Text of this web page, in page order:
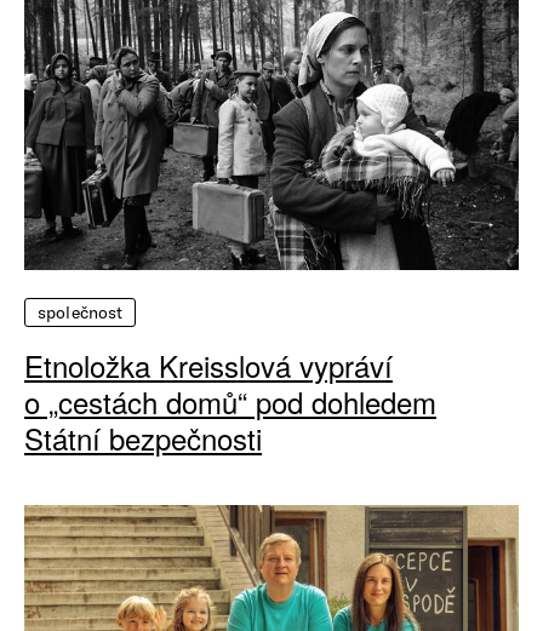
společnost
Etnoložka Kreisslová vypráví
o „cestách domů“ pod dohledem
Státní bezpečnosti